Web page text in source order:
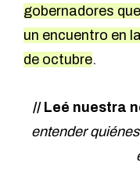
gobernadores
un encuentro en
de octubre.
// Leé nuestra
entender